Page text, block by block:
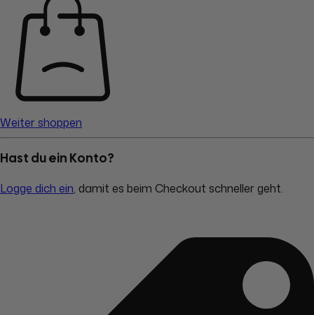
Weiter shoppen
Hast du ein Konto?
Logge dich ein, damit es beim Checkout schneller geht.